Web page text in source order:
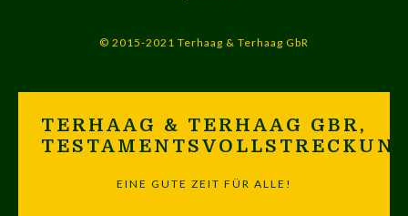
© 2015-2021 Terhaag & Terhaag GbR
TERHAAG & TERHAAG GBR,
EINE GUTE ZEIT FÜR ALLE!